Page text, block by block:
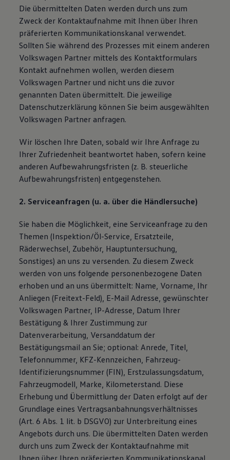
Volkswagen Apps, Login und Shop
Handy und Fahrzeug verbinden
Über Ihr Auto
Vorgängermodelle
Kundeninformationen
Warn- und Kontrollleuchten
Assistenzsysteme
Digitale Betriebsanleitung
Magazin
Lifestyle
Familie
Elektromobilität
Volkswagen R
Pannen- und Unfallhilfe
Volkswagen Kundenbetreuung
Die übermittelten Daten werden durch uns zum
Zweck der Kontaktaufnahme mit Ihnen über Ihren
präferierten Kommunikationskanal verwendet.
Sollten Sie während des Prozesses mit einem anderen
Volkswagen Partner mittels des Kontaktformulars
Kontakt aufnehmen wollen, werden diesem
Volkswagen Partner und nicht uns die zuvor
genannten Daten übermittelt. Die jeweilige
Datenschutzerklärung können Sie beim ausgewählten
Volkswagen Partner anfragen.
Wir löschen Ihre Daten, sobald wir Ihre Anfrage zu
Ihrer Zufriedenheit beantwortet haben, sofern keine
anderen Aufbewahrungsfristen (z. B. steuerliche
Aufbewahrungsfristen) entgegenstehen.
2. Serviceanfragen (u. a. über die Händlersuche)
Sie haben die Möglichkeit, eine Serviceanfrage zu den
Themen (Inspektion/Öl-Service, Ersatzteile,
Räderwechsel, Zubehör, Hauptuntersuchung,
Sonstiges) an uns zu versenden. Zu diesem Zweck
werden von uns folgende personenbezogene Daten
erhoben und an uns übermittelt: Name, Vorname, Ihr
Anliegen (Freitext-Feld), E-Mail Adresse, gewünschter
Volkswagen Partner, IP-Adresse, Datum Ihrer
Bestätigung & Ihrer Zustimmung zur
Datenverarbeitung, Versanddatum der
Bestätigungsmail an Sie; optional: Anrede, Titel,
Telefonnummer, KFZ-Kennzeichen, Fahrzeug-
Identifizierungsnummer (FIN), Erstzulassungsdatum,
Fahrzeugmodell, Marke, Kilometerstand. Diese
Erhebung und Übermittlung der Daten erfolgt auf der
Grundlage eines Vertragsanbahnungsverhältnisses
(Art. 6 Abs. 1 lit. b DSGVO) zur Unterbreitung eines
Angebots durch uns. Die übermittelten Daten werden
durch uns zum Zweck der Kontaktaufnahme mit
Ihnen über Ihren präferierten Kommunikationskanal